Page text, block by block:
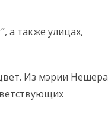
а также улицах,
Из мэрии Нешера